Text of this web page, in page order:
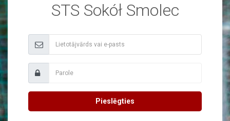
STS Sokół Smolec
Pieslēgties